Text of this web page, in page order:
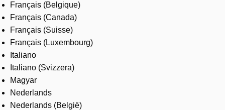
Français (Belgique)
Français (Canada)
Français (Suisse)
Français (Luxembourg)
Italiano
Italiano (Svizzera)
Magyar
Nederlands
Nederlands (België)